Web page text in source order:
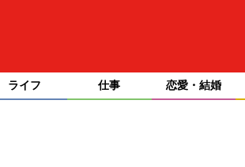
ライフ 仕事 恋愛・結婚